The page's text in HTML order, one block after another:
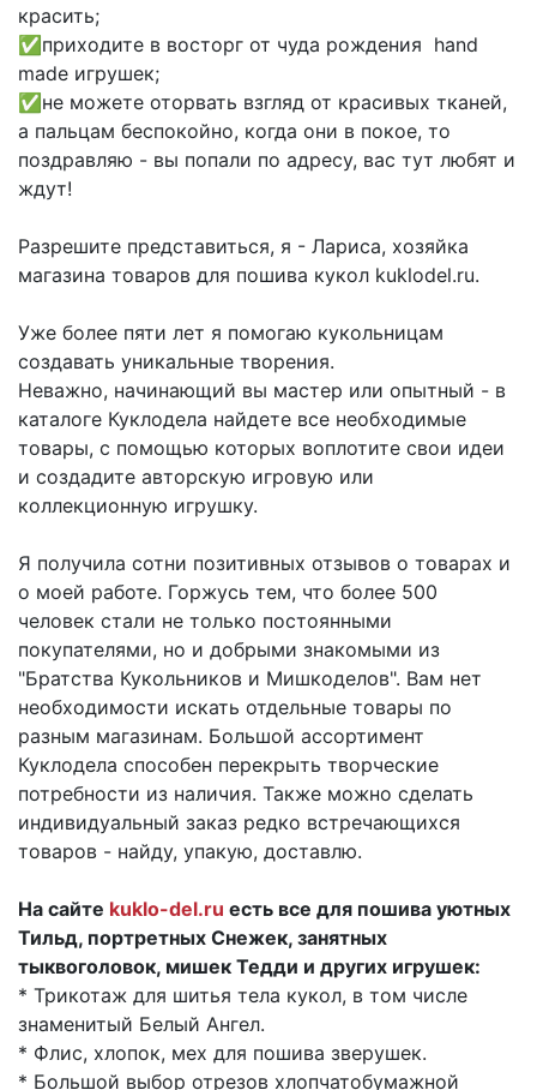
красить;
✅приходите в восторг от чуда рождения hand
made игрушек;
✅не можете оторвать взгляд от красивых тканей,
а пальцам беспокойно, когда они в покое, то
поздравляю - вы попали по адресу, вас тут любят и
ждут!
Разрешите представиться, я - Лариса, хозяйка
магазина товаров для пошива кукол kuklodel.ru.
Уже более пяти лет я помогаю кукольницам
создавать уникальные творения.
Неважно, начинающий вы мастер или опытный - в
каталоге Куклодела найдете все необходимые
товары, с помощью которых воплотите свои идеи
и создадите авторскую игровую или
коллекционную игрушку.
Я получила сотни позитивных отзывов о товарах и
о моей работе. Горжусь тем, что более 500
человек стали не только постоянными
покупателями, но и добрыми знакомыми из
"Братства Кукольников и Мишкоделов". Вам нет
необходимости искать отдельные товары по
разным магазинам. Большой ассортимент
Куклодела способен перекрыть творческие
потребности из наличия. Также можно сделать
индивидуальный заказ редко встречающихся
товаров - найду, упакую, доставлю.
На сайте kuklo-del.ru есть все для пошива уютных
Тильд, портретных Снежек, занятных
тыквоголовок, мишек Тедди и других игрушек:
* Трикотаж для шитья тела кукол, в том числе
знаменитый Белый Ангел.
* Флис, хлопок, мех для пошива зверушек.
* Большой выбор отрезов хлопчатобумажной